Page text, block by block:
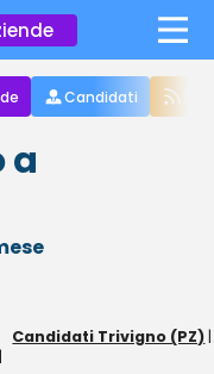
×
Candidati
a
Candidati Trivigno (PZ) |
|